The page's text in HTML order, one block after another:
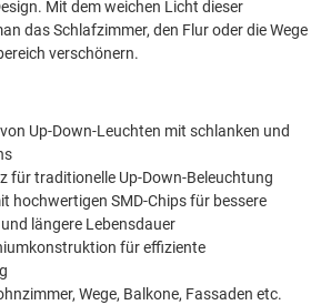
Mit dem weichen Licht dieser
das Schlafzimmer, den Flur oder die Wege
verschönern.
Up-Down-Leuchten mit schlanken und
für traditionelle Up-Down-Beleuchtung
hochwertigen SMD-Chips für bessere
längere Lebensdauer
für effiziente
Wege, Balkone, Fassaden etc.